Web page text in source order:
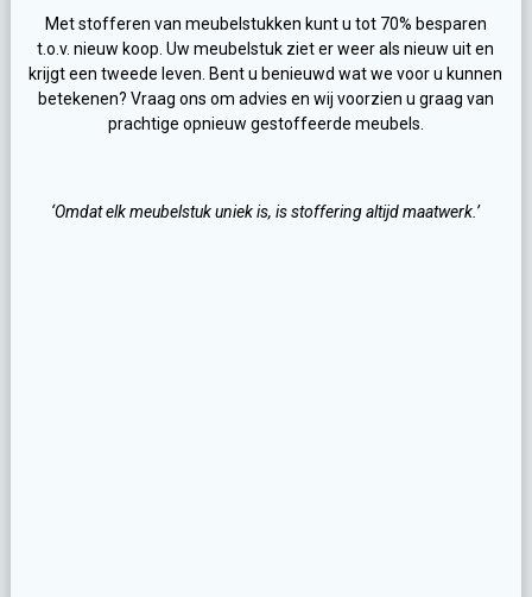
Met stofferen van meubelstukken kunt u tot 70% besparen
t.o.v. nieuw koop. Uw meubelstuk ziet er weer als nieuw uit en
krijgt een tweede leven. Bent u benieuwd wat we voor u kunnen
betekenen? Vraag ons om advies en wij voorzien u graag van
prachtige opnieuw gestoffeerde meubels.
‘Omdat elk meubelstuk uniek is, is stoffering altijd maatwerk.’